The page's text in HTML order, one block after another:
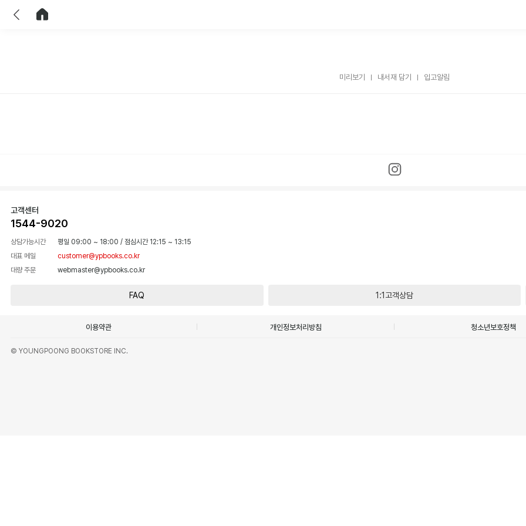
미리보기 내서재 담기 입고알림
고객센터
1544-9020
상담가능시간 평일 09:00 ~ 18:00 / 점심시간 12:15 ~ 13:15
대표 메일
customer@ypbooks.co.kr
대량 주문
webmaster@ypbooks.co.kr
FAQ 1:1고객상담
이용약관 개인정보처리방침 청소년보호정책
© YOUNGPOONG BOOKSTORE INC.